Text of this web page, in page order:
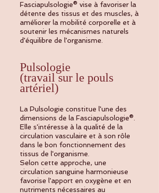
Fasciapulsologie® vise à favoriser la
détente des tissus et des muscles, à
améliorer la mobilité corporelle et à
soutenir les mécanismes naturels
d'équilibre de l'organisme.
Pulsologie
(travail sur le pouls
artériel)
La Pulsologie constitue l'une des
dimensions de la Fasciapulsologie®.
Elle s'intéresse à la qualité de la
circulation vasculaire et à son rôle
dans le bon fonctionnement des
tissus de l'organisme.
Selon cette approche, une
circulation sanguine harmonieuse
favorise l'apport en oxygène et en
nutriments nécessaires au